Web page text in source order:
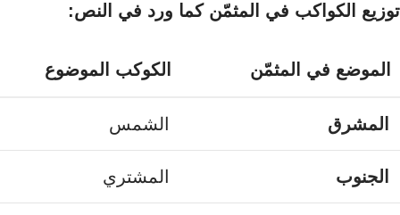
توزيع الكواكب في المثمّن كما ورد في النص:
الموضع في المثمّن الكوكب الموضوع
المشرق الشمس
الجنوب المشتري